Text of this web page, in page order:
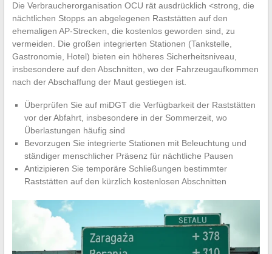
Die Verbraucherorganisation OCU rät ausdrücklich <strong, die
nächtlichen Stopps an abgelegenen Raststätten auf den
ehemaligen AP-Strecken, die kostenlos geworden sind, zu
vermeiden. Die großen integrierten Stationen (Tankstelle,
Gastronomie, Hotel) bieten ein höheres Sicherheitsniveau,
insbesondere auf den Abschnitten, wo der Fahrzeugaufkommen
nach der Abschaffung der Maut gestiegen ist.
Überprüfen Sie auf miDGT die Verfügbarkeit der Raststätten
vor der Abfahrt, insbesondere in der Sommerzeit, wo
Überlastungen häufig sind
Bevorzugen Sie integrierte Stationen mit Beleuchtung und
ständiger menschlicher Präsenz für nächtliche Pausen
Antizipieren Sie temporäre Schließungen bestimmter
Raststätten auf den kürzlich kostenlosen Abschnitten